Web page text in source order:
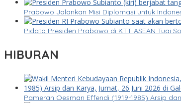
Prabowo Jalankan Misi Diplomasi untuk
Pidato Presiden Prabowo di KTT ASEAN Tuai
HIBURAN
Pameran Oesman Effendi (1919-1985) Arsip